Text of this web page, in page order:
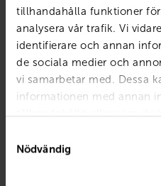
tillhandahålla funktioner
analysera vår trafik. Vi
identifierare och annan
de sociala medier och
vi samarbetar med. Dessa
informationen med annan
tillhandahållit eller som de
Nödvändig